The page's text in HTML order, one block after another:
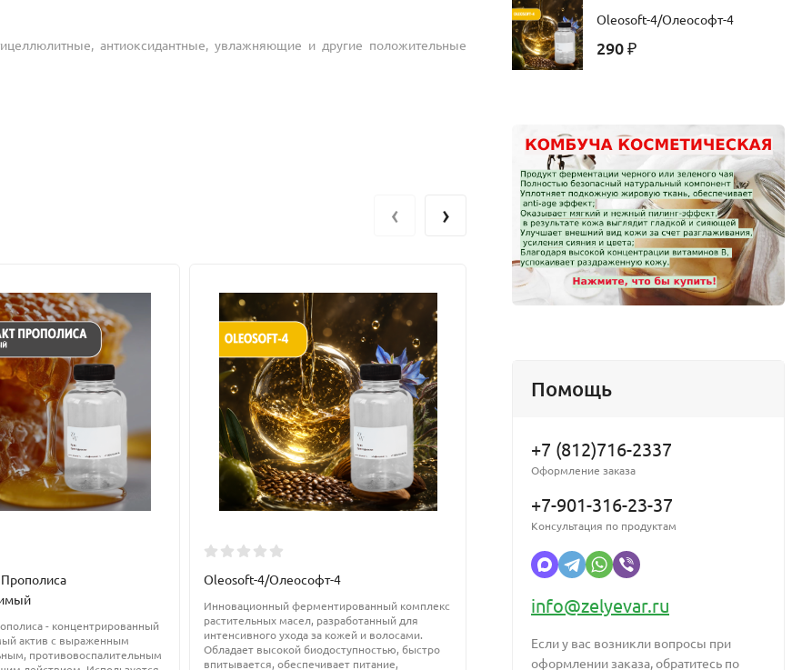
антиоксидантные, увлажняющие и другие положительные
средств:
20%, скрабы, пилинги, маски - до 100%
Прополиса
- концентрированный
актив с выраженным
противовоспалительным
Oleosoft-4/Олеософт-4
Инновационный ферментированный комплекс
растительных масел, разработанный для
интенсивного ухода за кожей и волосами.
Обладает высокой биодоступностью, быстро
впитывается, обеспечивает питание,
Микромульс натуральный ПАВ для
жидких гидрофильных масел от 5кг
мицеллярных масел
‹ ›
Oleosoft-4/Олеософт-4
290 ₽
Помощь
+7 (812)716-2337
Оформление заказа
+7-901-316-23-37
Консультация по продуктам
info@zelyevar.ru
Если у вас возникли вопросы при
оформлении заказа, обратитесь по